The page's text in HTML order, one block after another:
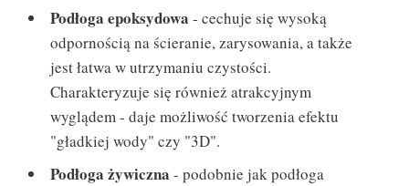
Podłoga epoksydowa - cechuje się wysoką
odpornością na ścieranie, zarysowania, a także
jest łatwa w utrzymaniu czystości.
Charakteryzuje się również atrakcyjnym
wyglądem - daje możliwość tworzenia efektu
"gładkiej wody" czy "3D".
Podłoga żywiczna - podobnie jak podłoga